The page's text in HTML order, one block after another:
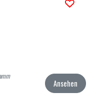
Ansehen